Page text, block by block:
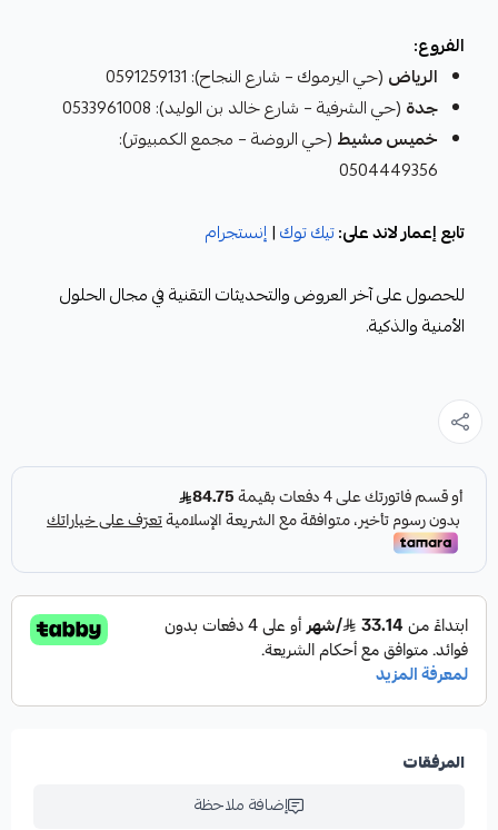
الفروع:
الرياض (حي اليرموك – شارع النجاح): 0591259131
جدة (حي الشرفية – شارع خالد بن الوليد): 0533961008
خميس مشيط (حي الروضة – مجمع الكمبيوتر):
0504449356
تابع إعمار لاند على:تيك توك|إنستجرام
للحصول على آخر العروض والتحديثات التقنية في مجال الحلول
الأمنية والذكية.
المرفقات
إضافة ملاحظة